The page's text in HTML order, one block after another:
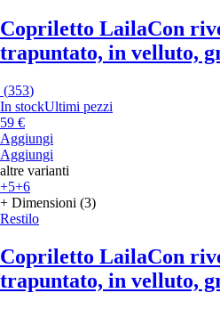
Copriletto LailaCon
trapuntato, in velluto,
(353)
In stockUltimi pezzi
59 €
Aggiungi
Aggiungi
altre varianti
+5+6
+ Dimensioni (3)
Restilo
Copriletto LailaCon
trapuntato, in velluto,